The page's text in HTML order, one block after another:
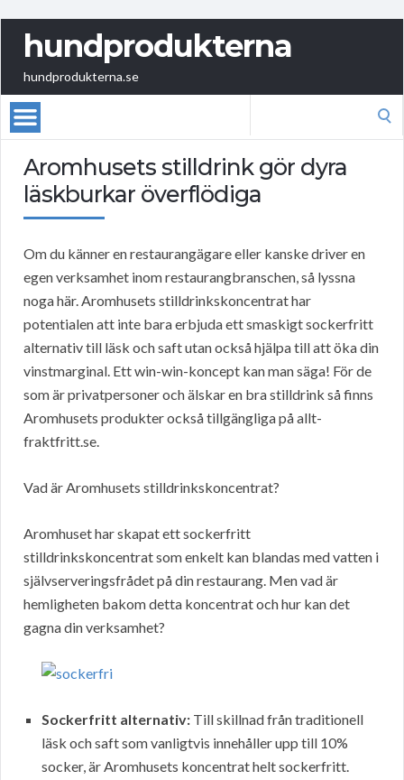
hundprodukterna
hundprodukterna.se
Aromhusets stilldrink gör dyra
läskburkar överflödiga
Om du känner en restaurangägare eller kanske driver en
egen verksamhet inom restaurangbranschen, så lyssna
noga här. Aromhusets stilldrinkskoncentrat har
potentialen att inte bara erbjuda ett smaskigt sockerfritt
alternativ till läsk och saft utan också hjälpa till att öka din
vinstmarginal. Ett win-win-koncept kan man säga! För de
som är privatpersoner och älskar en bra stilldrink så finns
Aromhusets produkter också tillgängliga på allt-
fraktfritt.se.
Vad är Aromhusets stilldrinkskoncentrat?
Aromhuset har skapat ett sockerfritt
stilldrinkskoncentrat som enkelt kan blandas med vatten i
självserveringsfrådet på din restaurang. Men vad är
hemligheten bakom detta koncentrat och hur kan det
gagna din verksamhet?
Sockerfritt alternativ: Till skillnad från traditionell
läsk och saft som vanligtvis innehåller upp till 10%
socker, är Aromhusets koncentrat helt sockerfritt.